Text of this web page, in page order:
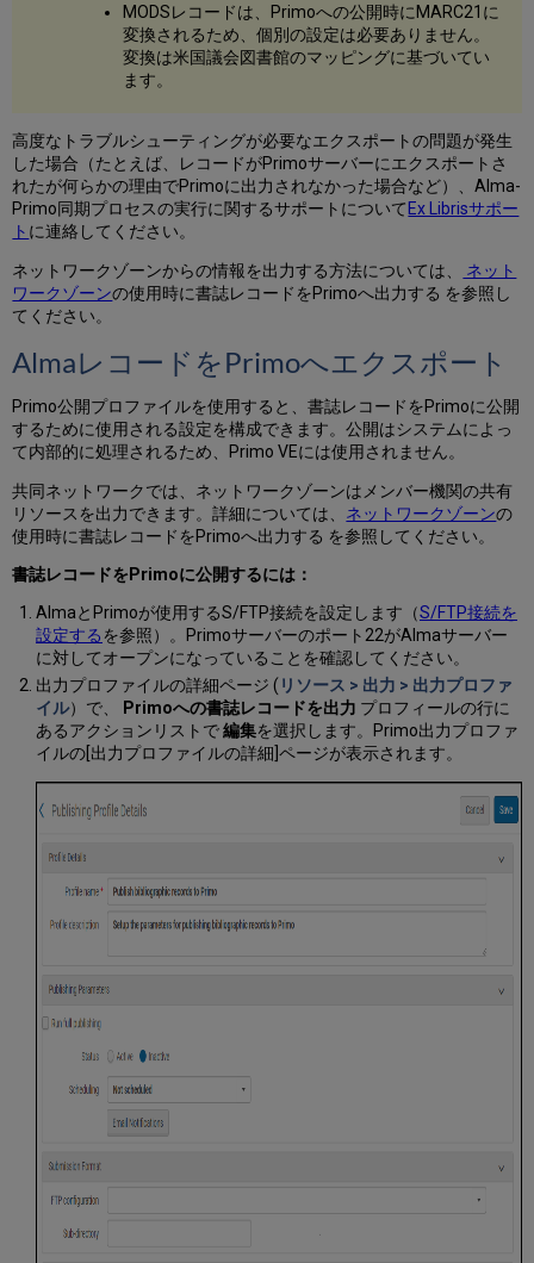
生
成
出
力
デ
タ
の
フ
ー
ッ
ト
MODSレコードは、Primoへの公開時にMARC21に
変換されるため、個別の設定は必要ありません。
変換は米国議会図書館のマッピングに基づいてい
ます。
高度なトラブルシューティングが必要なエクスポートの問題が発生
した場合（たとえば、レコードがPrimoサーバーにエクスポートさ
れたが何らかの理由でPrimoに出力されなかった場合など）、Alma-
Primo同期プロセスの実行に関するサポートについて Ex Librisサポー
ト に連絡してください。
ネットワークゾーンからの情報を出力する方法については、
ネット
ワークゾーンの使用時に書誌レコードをPrimoへ出力する を参照し
てください。
AlmaレコードをPrimoへエクスポート
Primo公開プロファイルを使用すると、書誌レコードをPrimoに公開
するために使用される設定を構成できます。公開はシステムによっ
て内部的に処理されるため、Primo VEには使用されません。
共同ネットワークでは、ネットワークゾーンはメンバー機関の共有
リソースを出力できます。詳細については、 ネットワークゾーンの
使用時に書誌レコードをPrimoへ出力する を参照してください。
書誌レコードをPrimoに公開するには：
AlmaとPrimoが使用するS/FTP接続を設定します（S/FTP接続を
設定する を参照）。Primoサーバーのポート22がAlmaサーバー
に対してオープンになっていることを確認してください。
出力プロファイルの詳細ページ ( リソース > 出力 > 出力プロファ
イル）で、 Primoへの書誌レコードを出力 プロフィールの行に
あるアクションリストで編集を選択します。Primo出力プロファ
イルの[出力プロファイルの詳細]ページが表示されます。